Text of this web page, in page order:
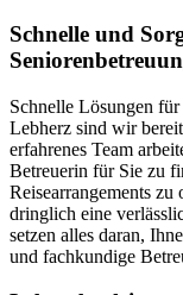
Schnelle und
Schnelle Lösungen
Lebherz sind wir
erfahrenes Team
Betreuerin für Sie zu
Reisearrangements
dringlich eine
setzen alles daran,
und fachkundige